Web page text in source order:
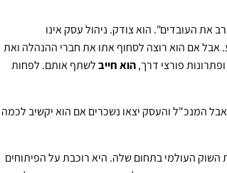
את העובדים". הוא צודק. ניהול עסק אינו
אבל אם הוא רוצה לסחוף אתו את חברי ההנהלה ואת
פורצי דרך,הוא חייבלשתף אותם. לפחות
המנכ"ל והעסק יצאו נשכרים אם הוא יקשיב לכמה
העולמי בתחום שלה. היא רוכבת על הפיתוחים